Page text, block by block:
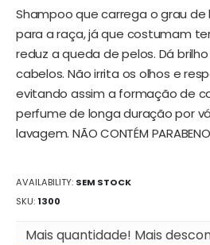
Shampoo que carrega o grau
para a raça, já que costumam
reduz a queda de pelos. Dá
cabelos. Não irrita os olhos e
evitando assim a formação de
perfume de longa duração por
lavagem. NÃO CONTÉM
AVAILABILITY: SEM STOCK
SKU 1300
Mais quantidade! Mais